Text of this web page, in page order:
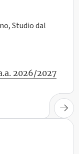
Studio dal
2026/2027